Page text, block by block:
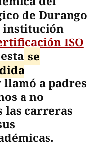
de Durango
institución
ISO
se
a padres
a no
las carreras